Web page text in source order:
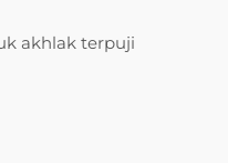
akhlak terpuji